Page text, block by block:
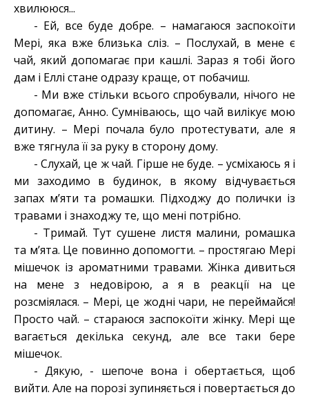
хвилююся...
- Ей, все буде добре. – намагаюся заспокоїти
Мері, яка вже близька сліз. – Послухай, в мене є
чай, який допомагає при кашлі. Зараз я тобі його
дам і Еллі стане одразу краще, от побачиш.
- Ми вже стільки всього спробували, нічого не
допомагає, Анно. Сумніваюсь, що чай вилікує мою
дитину. – Мері почала було протестувати, але я
вже тягнула її за руку в сторону дому.
- Слухай, це ж чай. Гірше не буде. – усміхаюсь я і
ми заходимо в будинок, в якому відчувається
запах м’яти та ромашки. Підходжу до полички із
травами і знаходжу те, що мені потрібно.
- Тримай. Тут сушене листя малини, ромашка
та м’ята. Це повинно допомогти. – простягаю Мері
мішечок із ароматними травами. Жінка дивиться
на мене з недовірою, а я в реакції на це
розсміялася. – Мері, це жодні чари, не переймайся!
Просто чай. – стараюся заспокоїти жінку. Мері ще
вагається декілька секунд, але все таки бере
мішечок.
- Дякую, - шепоче вона і обертається, щоб
вийти. Але на порозі зупиняється і повертається до